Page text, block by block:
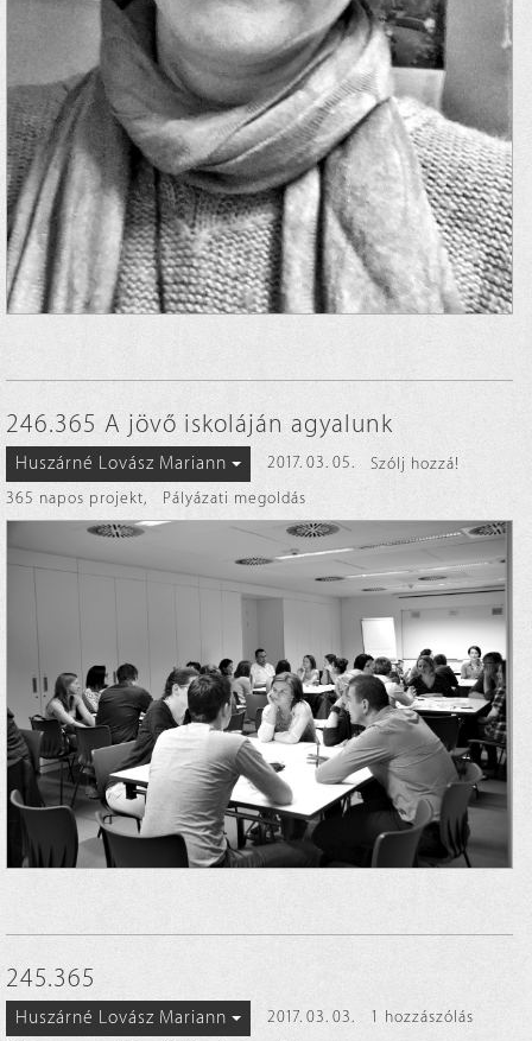
246.365 A jövő iskoláján agyalunk
Huszárné Lovász Mariann 2017. 03. 05.
Szólj hozzá!
365 napos projekt, Pályázati megoldás
245.365
Huszárné Lovász Mariann 2017. 03. 03.
1 hozzászólás